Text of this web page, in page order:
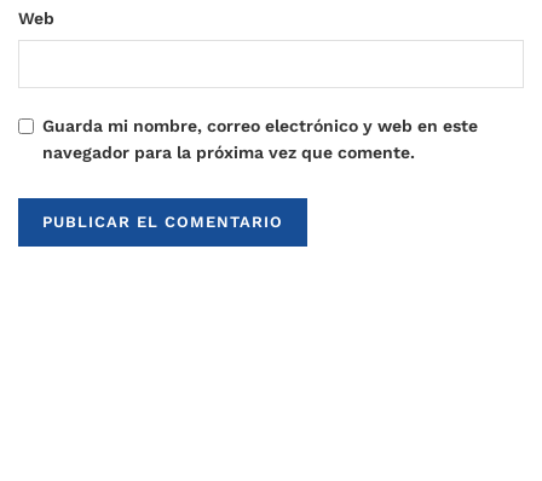
Web
Guarda mi nombre, correo electrónico y web en este
navegador para la próxima vez que comente.